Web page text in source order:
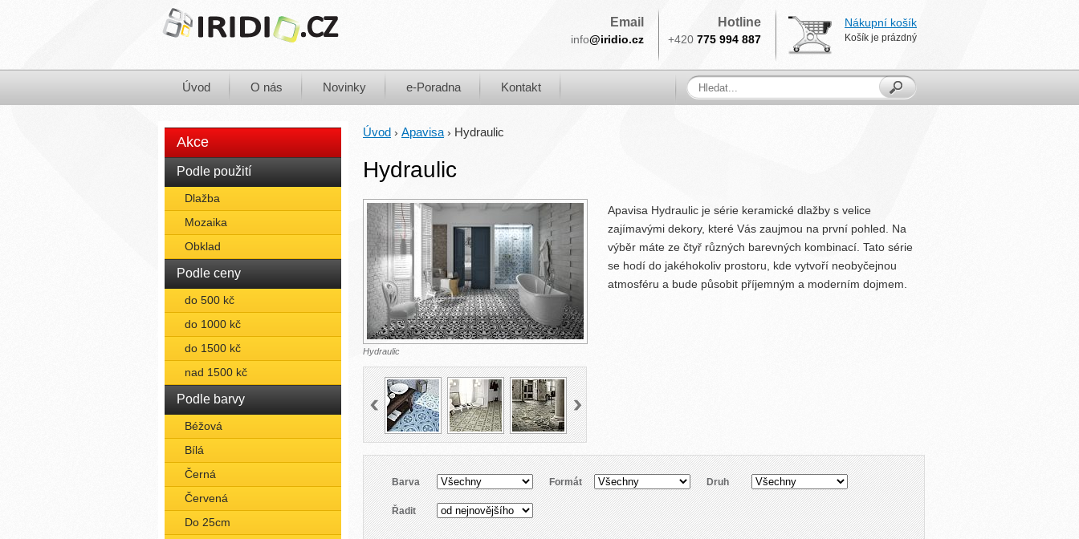
Email
info@iridio.cz
Hotline
+420 775 994 887
Nákupní košík
Košík je prázdný
Úvod O nás Novinky e-Poradna Kontakt
Akce
Podle použití
Dlažba
Mozaika
Obklad
Podle ceny
do 500 kč
do 1000 kč
do 1500 kč
nad 1500 kč
Podle barvy
Béžová
Bílá
Černá
Červená
Do 25cm
Úvod › Apavisa › Hydraulic
Hydraulic
Hydraulic
Apavisa Hydraulic je série keramické dlažby s velice
zajímavými dekory, které Vás zaujmou na první pohled. Na
výběr máte ze čtyř různých barevných kombinací. Tato série
se hodí do jakéhokoliv prostoru, kde vytvoří neobyčejnou
atmosféru a bude působit příjemným a moderním dojmem.
Barva Formát Druh
Řadit